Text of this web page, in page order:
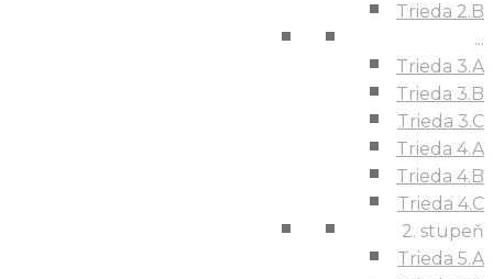
Trieda 2.B
...
Trieda 3.A
Trieda 3.B
Trieda 3.C
Trieda 4.A
Trieda 4.B
Trieda 4.C
2. stupeň
Trieda 5.A